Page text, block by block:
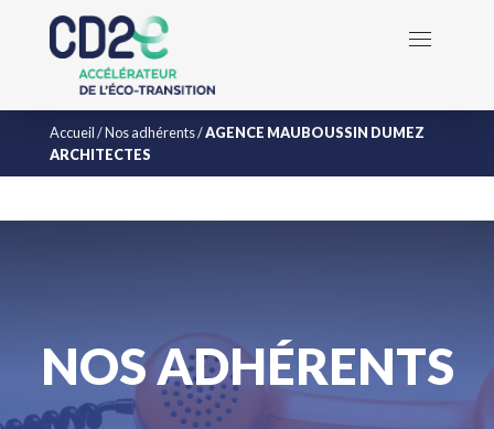
Accueil/Nos adhérents/AGENCE MAUBOUSSIN DUMEZ
ARCHITECTES
NOS ADHÉRENTS